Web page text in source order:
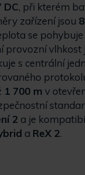
DC, při kterém
zařízení jsou
se pohybuje
provozní vlhkost
s centrální
1 700 m v
2 a je
a ReX 2.